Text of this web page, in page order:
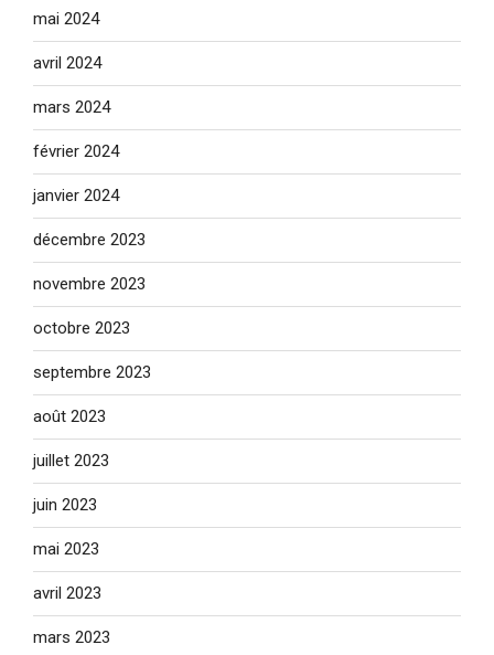
mai 2024
avril 2024
mars 2024
février 2024
janvier 2024
décembre 2023
novembre 2023
octobre 2023
septembre 2023
août 2023
juillet 2023
juin 2023
mai 2023
avril 2023
mars 2023